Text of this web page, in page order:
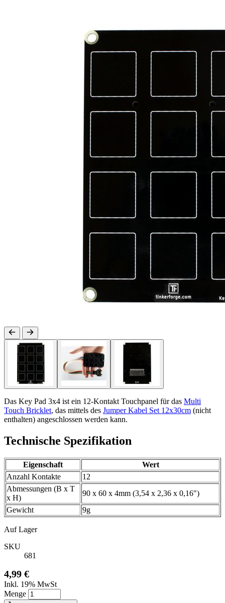
Das Key Pad 3x4 ist ein 12-Kontakt Touchpanel für das Multi
Touch Bricklet, das mittels des Jumper Kabel Set 12x30cm (nicht
enthalten) angeschlossen werden kann.
Technische Spezifikation
Eigenschaft
Wert
Anzahl Kontakte
12
Abmessungen (B x T
x H)
90 x 60 x 4mm (3,54 x 2,36 x 0,16")
Gewicht
9g
Auf Lager
SKU
681
4,99 €
Inkl. 19% MwSt
Menge